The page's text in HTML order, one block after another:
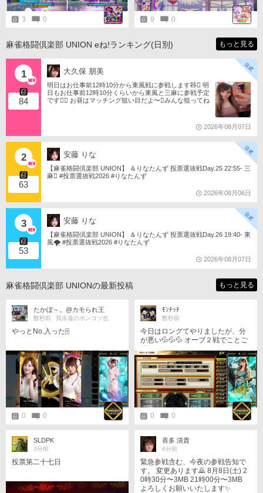
3 0 9 0
麻雀格闘倶楽部 UNION eね!ランキング(日別) もっと見る
1
84
大久保 朋美
明日はお仕事前12時10分から東風戦に参戦します🧸󾬏 明
日もお仕事前12時10分くらいから東風と三麻に参戦予定
です󾠔󾭠 お昼はマッチング狙い目だよ〜󾍘みんな狙ってね
2026年08月07日
2
63
安藤 りな
【麻雀格闘倶楽部 UNION】 ＆りなたんず 投票選抜戦Day.25 22:55- 三
麻󾆽 #投票選抜戦2026 #りなたんず
2026年08月06日
3
53
安藤 りな
【麻雀格闘倶楽部 UNION】 ＆りなたんず 投票選抜戦Day.26 19:40- 東
風🌪️ #投票選抜戦2026 #りなたんず
2026年08月07日
麻雀格闘倶楽部 UNIONの最新投稿 もっと見る
たかぼ～。@カモられ王
数秒前 我永遠のポンコツ也
やっとNo.入った🀄
0 0
ﾓﾝﾁｯﾁ
数秒前
今日はロングてやりましたが、分
が悪い💦💦💦 オーブ２戦でことご
とく負け❗️❗️😱😱😱 一日マスターで
した（笑）
0 0
SLDPK
3分前
投票第二十七日
喜多 清貴
4分前
緊急参戦含む、今夜の参戦告知で
す。 変更あります🙇 8月8日(土) 2
0時30分〜3MB 21時00分〜3MB
よろしくお願いいたします✨